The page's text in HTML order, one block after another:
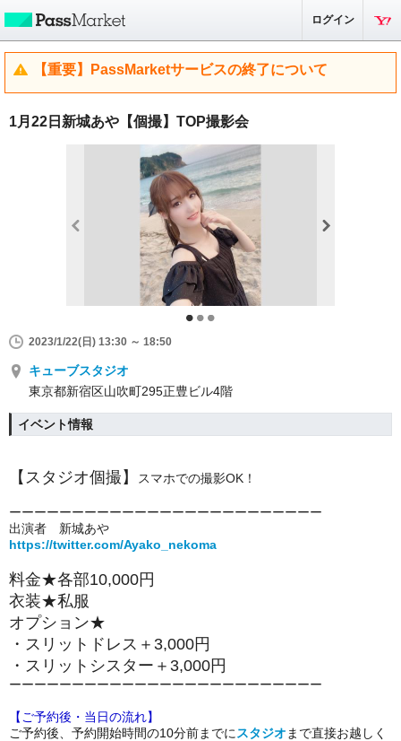
ログイン
【重要】PassMarketサービスの終了について
1月22日新城あや【個撮】TOP撮影会
2023/1/22(日) 13:30 ～ 18:50
キューブスタジオ
東京都新宿区山吹町295正豊ビル4階
イベント情報
【スタジオ個撮】 スマホでの撮影OK！
ーーーーーーーーーーーーーーーーーーーーーーーーー
出演者 新城あや
https://twitter.com/Ayako_nekoma
料金★各部10,000円
衣装★私服
オプション★
・スリットドレス＋3,000円
・スリットシスター＋3,000円
ーーーーーーーーーーーーーーーーーーーーーーーーー
【ご予約後・当日の流れ】
ご予約後、予約開始時間の10分前までに スタジオ まで直接お越しく